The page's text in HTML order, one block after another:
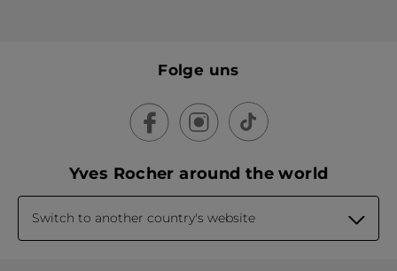
Folge uns
Yves Rocher around the world
Switch to another country's website